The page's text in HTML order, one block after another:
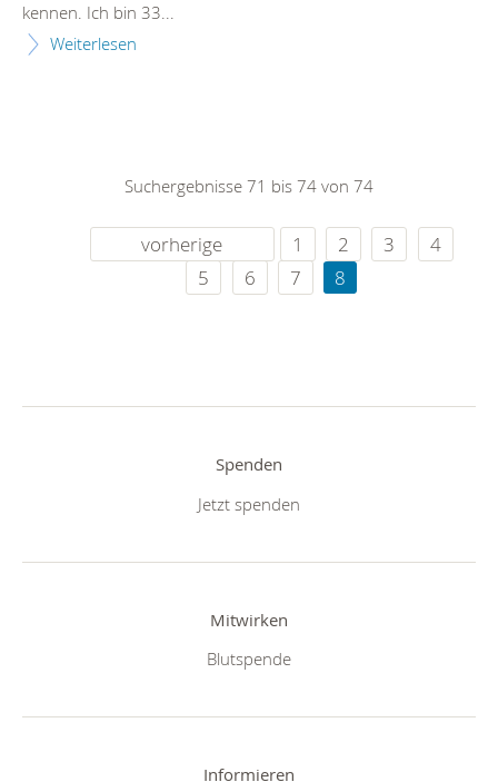
kennen. Ich bin 33...
Weiterlesen
Suchergebnisse 71 bis 74 von 74
vorherige 1 2 3
4
5
6 7 8
Spenden
Jetzt spenden
Mitwirken
Blutspende
Informieren